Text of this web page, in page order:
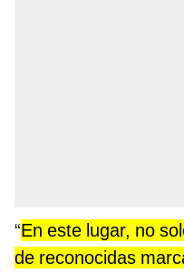
“En este lugar, no
de reconocidas